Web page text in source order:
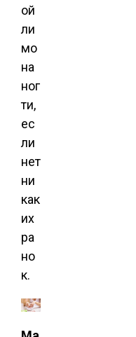
ой
ли
мо
на
ног
ти,
ес
ли
нет
ни
как
их
ра
но
к.